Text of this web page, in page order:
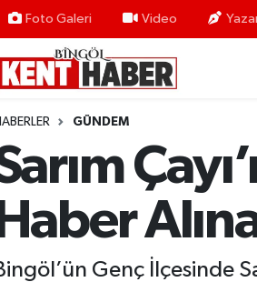
Foto Galeri Video
GÜNDEM
Haber
Genç İlçesinde
Eczaneler
Durumu
Vakitleri
Yoğunluk Haritası
Puan Durumu ve Fikstür